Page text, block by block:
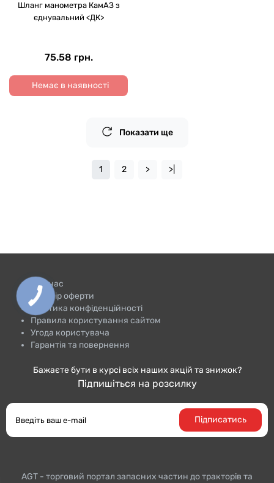
Шланг манометра КамАЗ з
єднувальний <ДК>
75.58 грн.
Немає в наявності
Показати ще
1 2 > >|
Про нас
Договір оферти
Політика конфіденційності
Правила користування сайтом
Угода користувача
Гарантія та повернення
Бажаєте бути в курсі всіх наших акцій та знижок?
Підпишіться на розсилку
Підписатись
AGT - торговий портал запасних частин до тракторiв та